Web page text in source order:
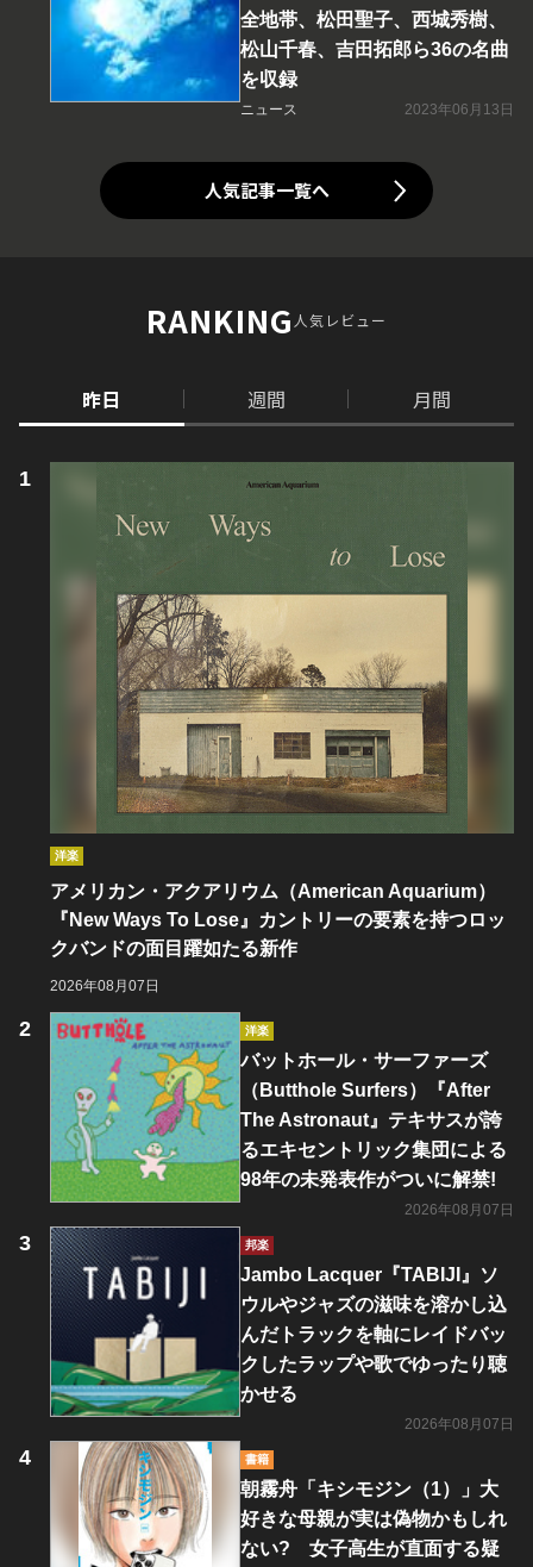
全地帯、松田聖子、西城秀樹、
松山千春、吉田拓郎ら36の名曲
を収録
ニュース 2023年06月13日
人気記事一覧へ
RANKING人気レビュー
昨日 週間 月間
洋楽
アメリカン・アクアリウム（American Aquarium）
『New Ways To Lose』カントリーの要素を持つロッ
クバンドの面目躍如たる新作
2026年08月07日
洋楽
バットホール・サーファーズ
（Butthole Surfers）『After
The Astronaut』テキサスが誇
るエキセントリック集団による
98年の未発表作がついに解禁!
2026年08月07日
邦楽
Jambo Lacquer『TABIJI』ソ
ウルやジャズの滋味を溶かし込
んだトラックを軸にレイドバッ
クしたラップや歌でゆったり聴
かせる
2026年08月07日
書籍
朝霧舟「キシモジン（1）」大
好きな母親が実は偽物かもしれ
ない? 女子高生が直面する疑